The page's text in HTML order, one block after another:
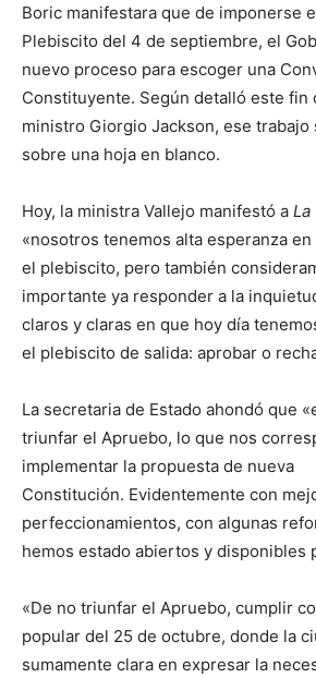
Boric manifestara que de imponerse
Plebiscito del 4 de septiembre, el
nuevo proceso para escoger una
Constituyente. Según detalló este fin
ministro Giorgio Jackson, ese trabajo
sobre una hoja en blanco.
Hoy, la ministra Vallejo manifestó a La
«nosotros tenemos alta esperanza
el plebiscito, pero también
importante ya responder a la
claros y claras en que hoy día
el plebiscito de salida: aprobar o
La secretaria de Estado ahondó que
triunfar el Apruebo, lo que nos
implementar la propuesta de nueva
Constitución. Evidentemente con
perfeccionamientos, con algunas
hemos estado abiertos y disponibles
«De no triunfar el Apruebo, cumplir
popular del 25 de octubre, donde la
sumamente clara en expresar la